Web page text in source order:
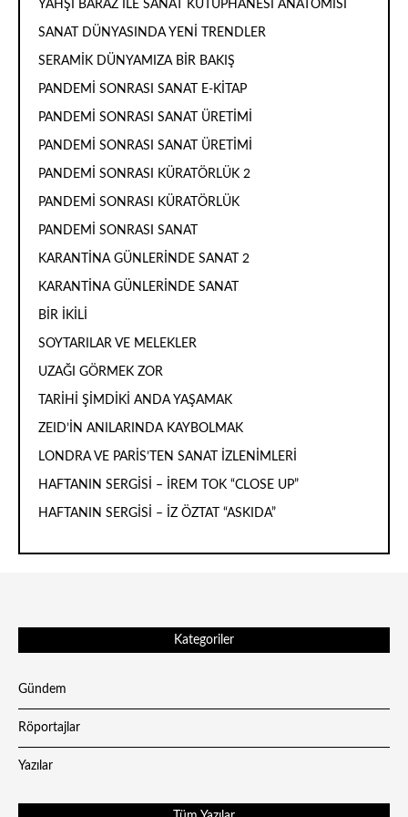
YAHŞİ BARAZ İLE SANAT KÜTÜPHANESİ ANATOMİSİ
SANAT DÜNYASINDA YENİ TRENDLER
SERAMİK DÜNYAMIZA BİR BAKIŞ
PANDEMİ SONRASI SANAT E-KİTAP
PANDEMİ SONRASI SANAT ÜRETİMİ
PANDEMİ SONRASI SANAT ÜRETİMİ
PANDEMİ SONRASI KÜRATÖRLÜK 2
PANDEMİ SONRASI KÜRATÖRLÜK
PANDEMİ SONRASI SANAT
KARANTİNA GÜNLERİNDE SANAT 2
KARANTİNA GÜNLERİNDE SANAT
BİR İKİLİ
SOYTARILAR VE MELEKLER
UZAĞI GÖRMEK ZOR
TARİHİ ŞİMDİKİ ANDA YAŞAMAK
ZEID’İN ANILARINDA KAYBOLMAK
LONDRA VE PARİS’TEN SANAT İZLENİMLERİ
HAFTANIN SERGİSİ – İREM TOK “CLOSE UP”
HAFTANIN SERGİSİ – İZ ÖZTAT “ASKIDA”
Kategoriler
Gündem
Röportajlar
Yazılar